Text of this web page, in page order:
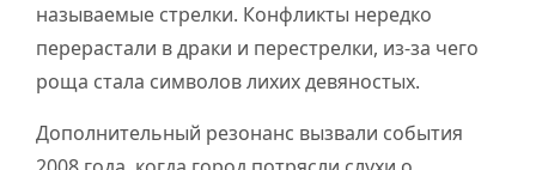
называемые стрелки. Конфликты нередко
перерастали в драки и перестрелки, из-за чего
роща стала символов лихих девяностых.
Дополнительный резонанс вызвали события